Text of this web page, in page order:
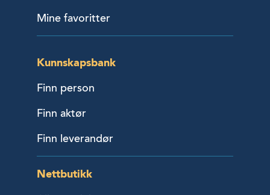
Mine favoritter
Kunnskapsbank
Finn person
Finn aktør
Finn leverandør
Nettbutikk